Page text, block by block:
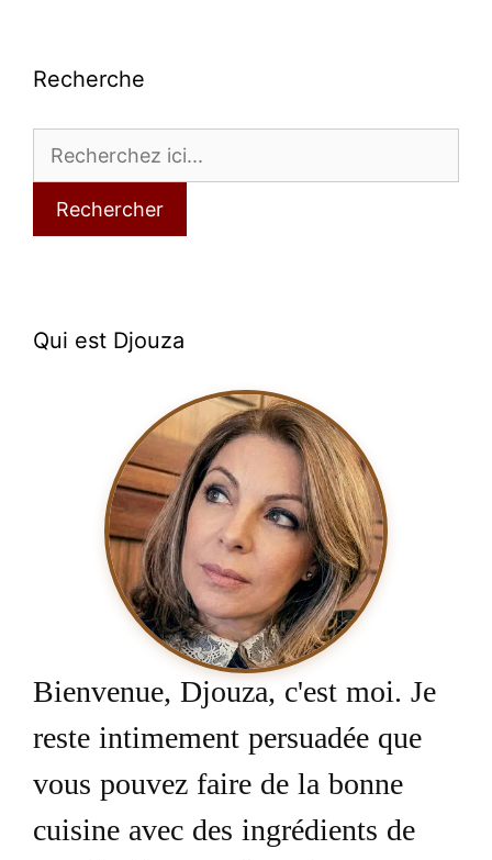
Recherche
Rechercher
Qui est Djouza
Bienvenue, Djouza, c'est moi. Je
reste intimement persuadée que
vous pouvez faire de la bonne
cuisine avec des ingrédients de